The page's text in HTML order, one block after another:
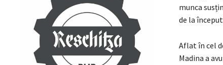
munca
de la
Aflat în cel
Madina a